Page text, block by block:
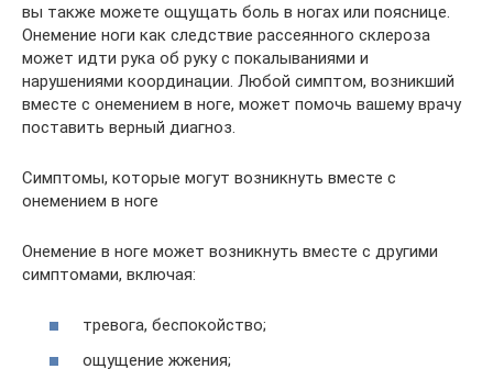
вы также можете ощущать боль в ногах или пояснице.
Онемение ноги как следствие рассеянного склероза
может идти рука об руку с покалываниями и
нарушениями координации. Любой симптом, возникший
вместе с онемением в ноге, может помочь вашему врачу
поставить верный диагноз.
Симптомы, которые могут возникнуть вместе с
онемением в ноге
Онемение в ноге может возникнуть вместе с другими
симптомами, включая:
тревога, беспокойство;
ощущение жжения;